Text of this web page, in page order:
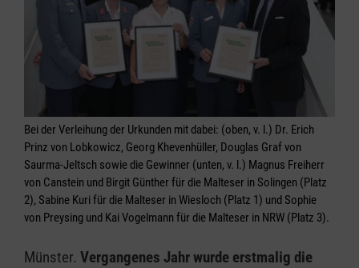
Bei der Verleihung der Urkunden mit dabei: (oben, v. l.) Dr. Erich
Prinz von Lobkowicz, Georg Khevenhüller, Douglas Graf von
Saurma-Jeltsch sowie die Gewinner (unten, v. l.) Magnus Freiherr
von Canstein und Birgit Günther für die Malteser in Solingen (Platz
2), Sabine Kuri für die Malteser in Wiesloch (Platz 1) und Sophie
von Preysing und Kai Vogelmann für die Malteser in NRW (Platz 3).
Münster. Vergangenes Jahr wurde erstmalig die